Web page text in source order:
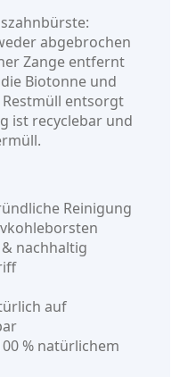
abgebrochen
Zange entfernt
Biotonne und
entsorgt
ist recyclebar und
Reinigung
nachhaltig
auf
% natürlichem